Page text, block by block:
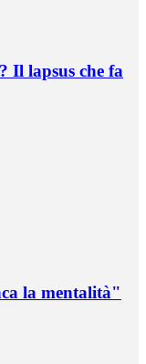
Il lapsus che fa
la mentalità"